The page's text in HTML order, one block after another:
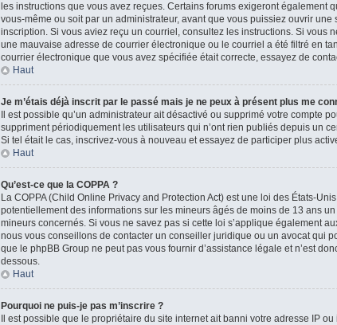
les instructions que vous avez reçues. Certains forums exigeront également
vous-même ou soit par un administrateur, avant que vous puissiez ouvrir
inscription. Si vous aviez reçu un courriel, consultez les instructions. Si vous
une mauvaise adresse de courrier électronique ou le courriel a été filtré en
courrier électronique que vous avez spécifiée était correcte, essayez de
Haut
Je m’étais déjà inscrit par le passé mais je ne peux à présent plus me
Il est possible qu’un administrateur ait désactivé ou supprimé votre compte
suppriment périodiquement les utilisateurs qui n’ont rien publiés depuis un
Si tel était le cas, inscrivez-vous à nouveau et essayez de participer plus
Haut
Qu’est-ce que la COPPA ?
La COPPA (Child Online Privacy and Protection Act) est une loi des États-
potentiellement des informations sur les mineurs âgés de moins de 13 ans
mineurs concernés. Si vous ne savez pas si cette loi s’applique également
nous vous conseillons de contacter un conseiller juridique ou un avocat qui
que le phpBB Group ne peut pas vous fournir d’assistance légale et n’est
dessous.
Haut
Pourquoi ne puis-je pas m’inscrire ?
Il est possible que le propriétaire du site internet ait banni votre adresse IP